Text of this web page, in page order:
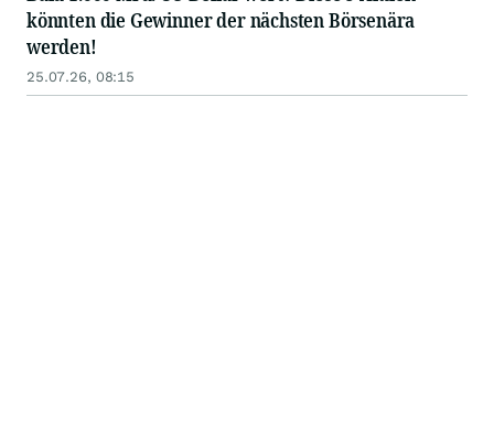
könnten die Gewinner der nächsten Börsenära
werden!
25.07.26, 08:15